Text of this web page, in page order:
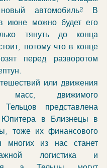
новый автомобиль? В
июне можно будет его
тянуть до конца
потому что в конце
перед разворотом
или движения
масс, движимого
представлена
Юпитера в Близнецы в
тоже их финансового
многих из нас станет
логистика и